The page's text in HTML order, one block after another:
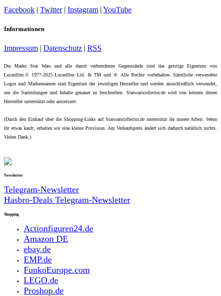
Facebook | Twitter| Instagram | YouTube
Informationen
Impressum | Datenschutz | RSS
Die Marke Star Wars und alle damit verbundenen Gegenstände sind das geistige Eigentum von
Lucasfilm.© 1977-2025 Lucasfilm Ltd. & TM und ®. Alle Rechte vorbehalten. Sämtliche verwendete
Logos und Markennamen sind Eigentum der jeweiligen Hersteller und werden ausschließlich verwendet,
um die Sammlungen und Inhalte genauer zu beschreiben. Starwarscollector.de wird von keinem dieser
Hersteller unterstützt oder autorisiert.
(Durch den Einkauf über die Shopping-Links auf Starwarscollector.de unterstützt ihr unsere Arbeit. Wenn
ihr etwas kauft, erhalten wir eine kleine Provision. Am Verkaufspreis ändert sich dadurch natürlich nichts.
Vielen Dank.)
Newsletter
Telegram-Newsletter
Hasbro-Deals Telegram-Newsletter
Shopping
Actionfiguren24.de
Amazon DE
ebay.de
EMP.de
FunkoEurope.com
LEGO.de
Proshop.de